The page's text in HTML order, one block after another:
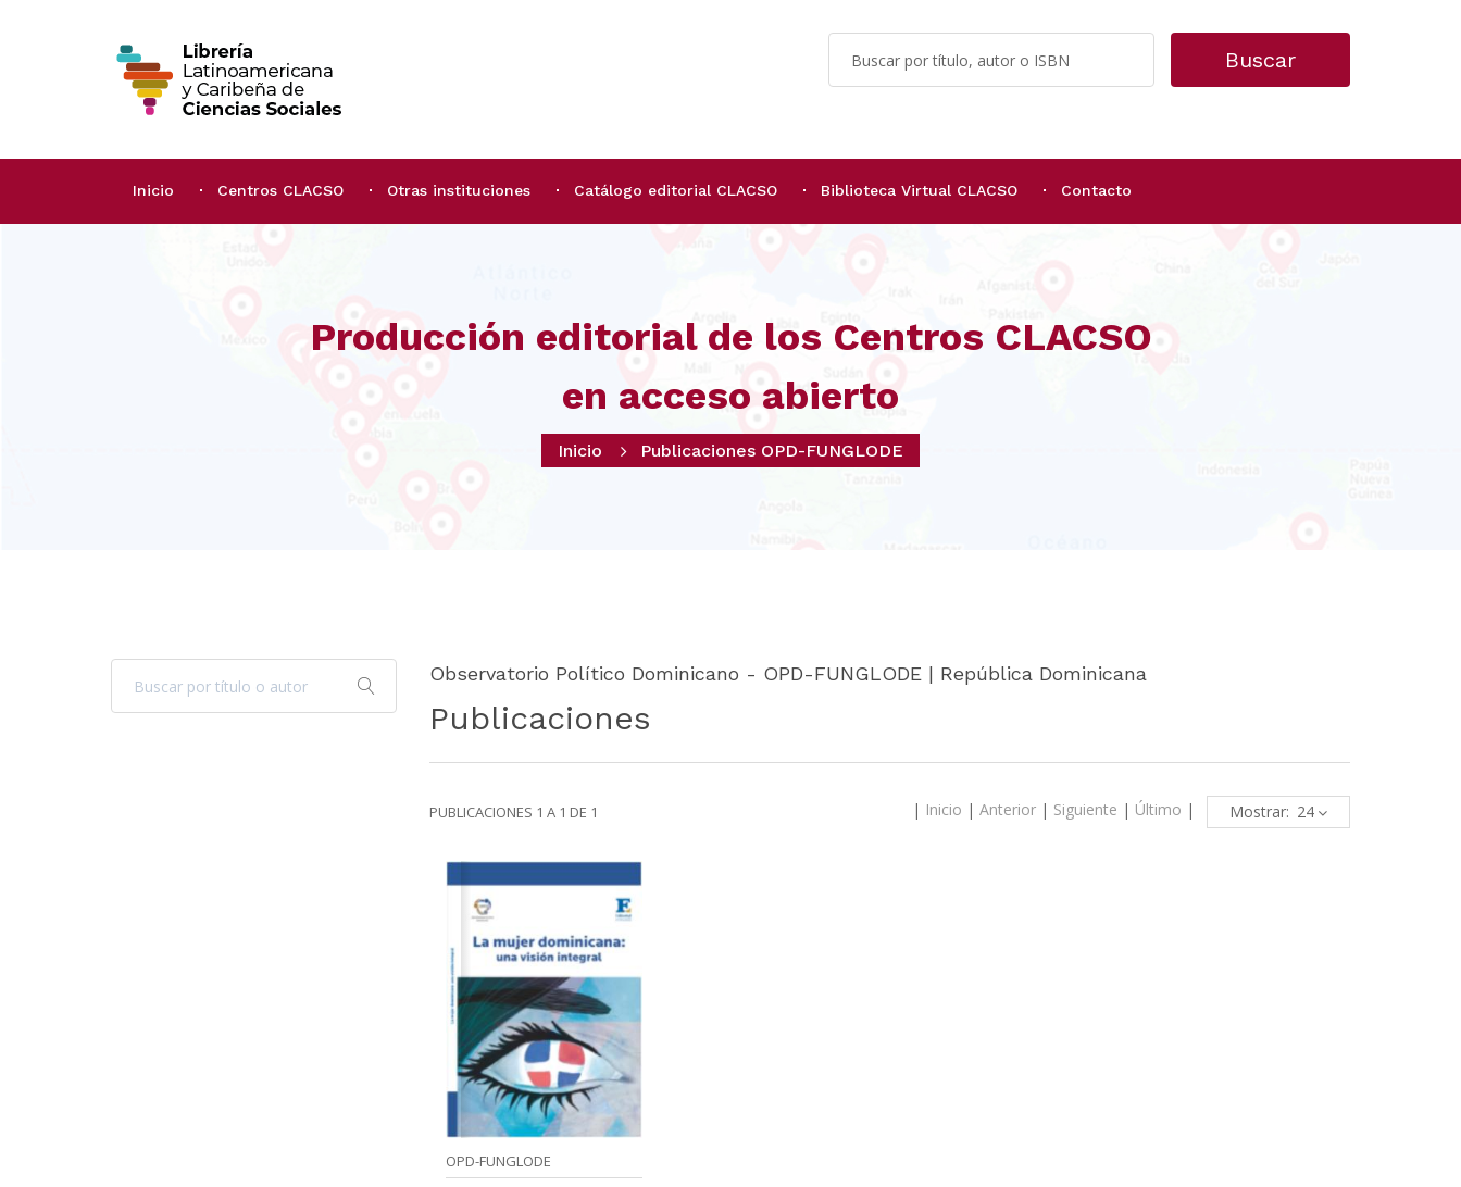
Buscar
Inicio Centros CLACSO Otras instituciones Catálogo editorial CLACSO Biblioteca Virtual CLACSO Contacto
Producción editorial de los Centros CLACSO
en acceso abierto
Inicio Publicaciones OPD-FUNGLODE
Observatorio Político Dominicano - OPD-FUNGLODE | República Dominicana
Publicaciones
PUBLICACIONES 1 A 1 DE 1 | Inicio | Anterior | Siguiente | Último | Mostrar:
OPD-FUNGLODE